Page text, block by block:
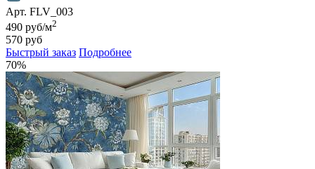
Арт. FLV_003
490 руб/м2
570 руб
Быстрый заказ Подробнее
70%